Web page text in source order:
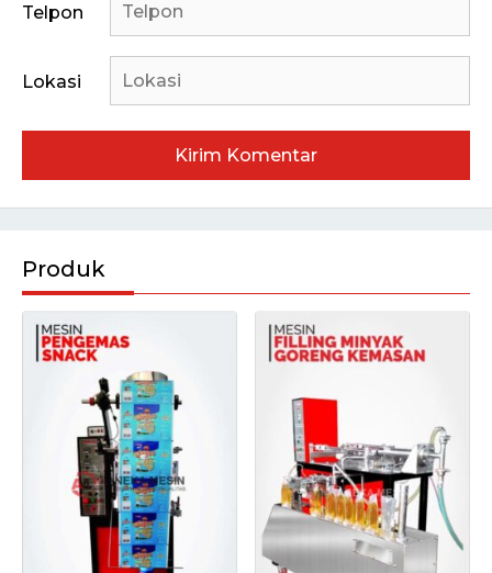
Telpon
Lokasi
Produk